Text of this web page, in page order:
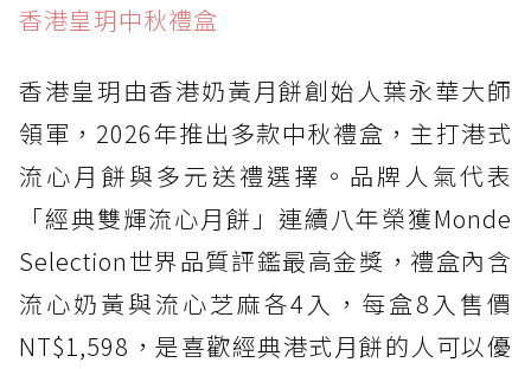
香港皇玥中秋禮盒
香港皇玥由香港奶黃月餅創始人葉永華大師
領軍，2026年推出多款中秋禮盒，主打港式
流心月餅與多元送禮選擇。品牌人氣代表
「經典雙輝流心月餅」連續八年榮獲Monde
Selection世界品質評鑑最高金獎，禮盒內含
流心奶黃與流心芝麻各4入，每盒8入售價
NT$1,598，是喜歡經典港式月餅的人可以優